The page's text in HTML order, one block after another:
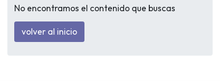
No encontramos el contenido que buscas
volver al inicio